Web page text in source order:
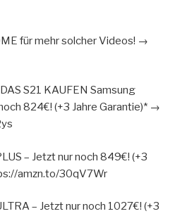
für mehr solcher Videos! →
S21 KAUFEN Samsung
824€! (+3 Jahre Garantie)* →
– Jetzt nur noch 849€! (+3
amzn.to/30qV7Wr
– Jetzt nur noch 1027€! (+3